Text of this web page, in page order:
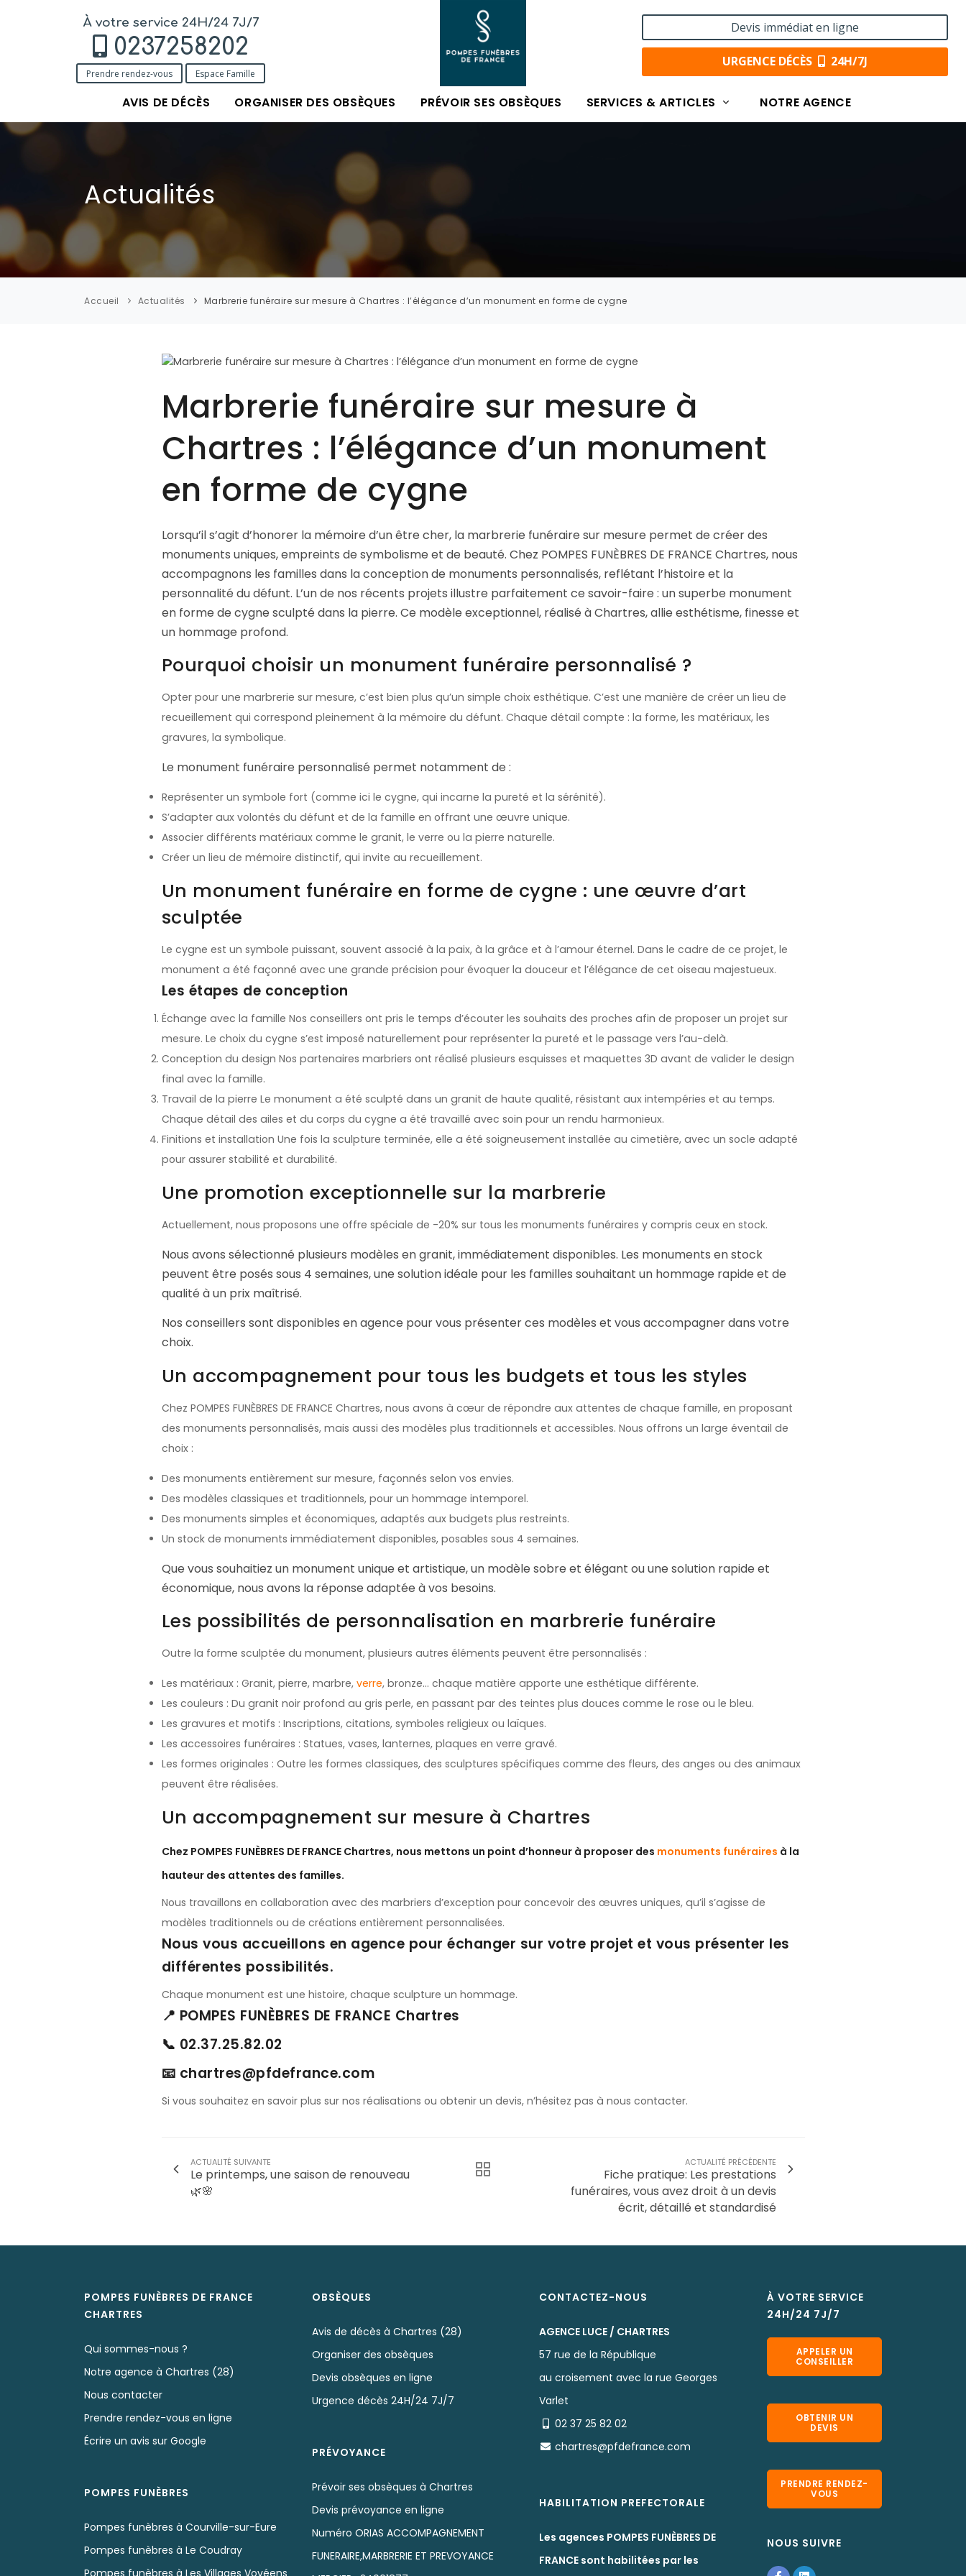
À votre service 24H/24 7J/7
0237258202
Prendre rendez-vous Espace Famille
Devis immédiat en ligne
URGENCE DÉCÈS 24H/7J
AVIS DE DÉCÈS ORGANISER DES OBSÈQUES PRÉVOIR SES OBSÈQUES SERVICES & ARTICLES NOTRE AGENCE
Actualités
Accueil Actualités Marbrerie funéraire sur mesure à Chartres : l’élégance d’un monument en forme de cygne
Marbrerie funéraire sur mesure à
Chartres : l’élégance d’un monument
en forme de cygne
Lorsqu’il s’agit d’honorer la mémoire d’un être cher, la marbrerie funéraire sur mesure permet de créer des
monuments uniques, empreints de symbolisme et de beauté. Chez POMPES FUNÈBRES DE FRANCE Chartres, nous
accompagnons les familles dans la conception de monuments personnalisés, reflétant l’histoire et la
personnalité du défunt. L’un de nos récents projets illustre parfaitement ce savoir-faire : un superbe monument
en forme de cygne sculpté dans la pierre. Ce modèle exceptionnel, réalisé à Chartres, allie esthétisme, finesse et
un hommage profond.
Pourquoi choisir un monument funéraire personnalisé ?
Opter pour une marbrerie sur mesure, c’est bien plus qu’un simple choix esthétique. C’est une manière de créer un lieu de
recueillement qui correspond pleinement à la mémoire du défunt. Chaque détail compte : la forme, les matériaux, les
gravures, la symbolique.
Le monument funéraire personnalisé permet notamment de :
Représenter un symbole fort (comme ici le cygne, qui incarne la pureté et la sérénité).
S’adapter aux volontés du défunt et de la famille en offrant une œuvre unique.
Associer différents matériaux comme le granit, le verre ou la pierre naturelle.
Créer un lieu de mémoire distinctif, qui invite au recueillement.
Un monument funéraire en forme de cygne : une œuvre d’art
sculptée
Le cygne est un symbole puissant, souvent associé à la paix, à la grâce et à l’amour éternel. Dans le cadre de ce projet, le
monument a été façonné avec une grande précision pour évoquer la douceur et l’élégance de cet oiseau majestueux.
Les étapes de conception
Échange avec la famille Nos conseillers ont pris le temps d’écouter les souhaits des proches afin de proposer un projet sur
mesure. Le choix du cygne s’est imposé naturellement pour représenter la pureté et le passage vers l’au-delà.
Conception du design Nos partenaires marbriers ont réalisé plusieurs esquisses et maquettes 3D avant de valider le design
final avec la famille.
Travail de la pierre Le monument a été sculpté dans un granit de haute qualité, résistant aux intempéries et au temps.
Chaque détail des ailes et du corps du cygne a été travaillé avec soin pour un rendu harmonieux.
Finitions et installation Une fois la sculpture terminée, elle a été soigneusement installée au cimetière, avec un socle adapté
pour assurer stabilité et durabilité.
Une promotion exceptionnelle sur la marbrerie
Actuellement, nous proposons une offre spéciale de -20% sur tous les monuments funéraires y compris ceux en stock.
Nous avons sélectionné plusieurs modèles en granit, immédiatement disponibles. Les monuments en stock
peuvent être posés sous 4 semaines, une solution idéale pour les familles souhaitant un hommage rapide et de
qualité à un prix maîtrisé.
Nos conseillers sont disponibles en agence pour vous présenter ces modèles et vous accompagner dans votre
choix.
Un accompagnement pour tous les budgets et tous les styles
Chez POMPES FUNÈBRES DE FRANCE Chartres, nous avons à cœur de répondre aux attentes de chaque famille, en proposant
des monuments personnalisés, mais aussi des modèles plus traditionnels et accessibles. Nous offrons un large éventail de
choix :
Des monuments entièrement sur mesure, façonnés selon vos envies.
Des modèles classiques et traditionnels, pour un hommage intemporel.
Des monuments simples et économiques, adaptés aux budgets plus restreints.
Un stock de monuments immédiatement disponibles, posables sous 4 semaines.
Que vous souhaitiez un monument unique et artistique, un modèle sobre et élégant ou une solution rapide et
économique, nous avons la réponse adaptée à vos besoins.
Les possibilités de personnalisation en marbrerie funéraire
Outre la forme sculptée du monument, plusieurs autres éléments peuvent être personnalisés :
Les matériaux : Granit, pierre, marbre, verre, bronze… chaque matière apporte une esthétique différente.
Les couleurs : Du granit noir profond au gris perle, en passant par des teintes plus douces comme le rose ou le bleu.
Les gravures et motifs : Inscriptions, citations, symboles religieux ou laïques.
Les accessoires funéraires : Statues, vases, lanternes, plaques en verre gravé.
Les formes originales : Outre les formes classiques, des sculptures spécifiques comme des fleurs, des anges ou des animaux
peuvent être réalisées.
Un accompagnement sur mesure à Chartres
Chez POMPES FUNÈBRES DE FRANCE Chartres, nous mettons un point d’honneur à proposer des monuments funéraires à la
hauteur des attentes des familles.
Nous travaillons en collaboration avec des marbriers d’exception pour concevoir des œuvres uniques, qu’il s’agisse de
modèles traditionnels ou de créations entièrement personnalisées.
Nous vous accueillons en agence pour échanger sur votre projet et vous présenter les
différentes possibilités.
Chaque monument est une histoire, chaque sculpture un hommage.
📍 POMPES FUNÈBRES DE FRANCE Chartres
📞 02.37.25.82.02
📧 chartres@pfdefrance.com
Si vous souhaitez en savoir plus sur nos réalisations ou obtenir un devis, n’hésitez pas à nous contacter.
ACTUALITÉ SUIVANTE
Le printemps, une saison de renouveau
🌿🌸
ACTUALITÉ PRÉCÉDENTE
Fiche pratique: Les prestations
funéraires, vous avez droit à un devis
écrit, détaillé et standardisé
POMPES FUNÈBRES DE FRANCE
CHARTRES
Qui sommes-nous ?
Notre agence à Chartres (28)
Nous contacter
Prendre rendez-vous en ligne
Écrire un avis sur Google
POMPES FUNÈBRES
Pompes funèbres à Courville-sur-Eure
Pompes funèbres à Le Coudray
OBSÈQUES
Avis de décès à Chartres (28)
Organiser des obsèques
Devis obsèques en ligne
Urgence décès 24H/24 7J/7
PRÉVOYANCE
Prévoir ses obsèques à Chartres
Devis prévoyance en ligne
Numéro ORIAS ACCOMPAGNEMENT
FUNERAIRE,MARBRERIE ET PREVOYANCE
CONTACTEZ-NOUS
AGENCE LUCE / CHARTRES
57 rue de la République
au croisement avec la rue Georges
Varlet
02 37 25 82 02
chartres@pfdefrance.com
HABILITATION PREFECTORALE
Les agences POMPES FUNÈBRES DE
FRANCE sont habilitées par les
À VOTRE SERVICE
24H/24 7J/7
APPELER UN
CONSEILLER
OBTENIR UN
DEVIS
PRENDRE RENDEZ-
VOUS
NOUS SUIVRE